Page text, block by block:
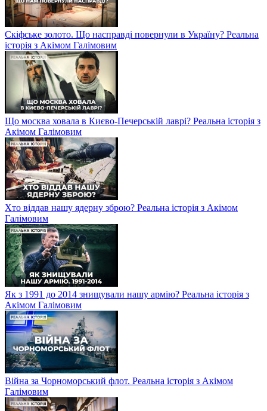
Скіфське золото. Що насправді повернули в Україну? Реальна
історія з Акімом Галімовим
Що москва ховала в Києво-Печерській лаврі? Реальна історія з
Акімом Галімовим
Хто віддав нашу ядерну зброю? Реальна історія з Акімом
Галімовим
Як з 1991 до 2014 знищували нашу армію? Реальна історія з
Акімом Галімовим
Війна за Чорноморський флот. Реальна історія з Акімом
Галімовим